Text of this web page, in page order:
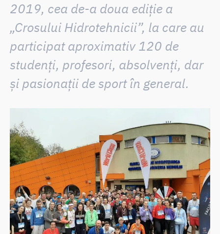
2019, cea de-a doua ediție a
„Crosului Hidrotehnicii”, la care au
participat aproximativ 120 de
studenți, profesori, absolvenți, dar
și pasionații de sport în general.